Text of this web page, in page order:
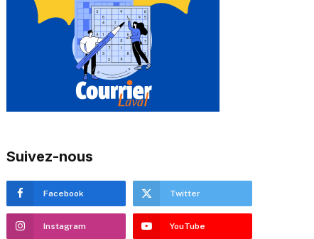
Suivez-nous
Facebook Twitter
Instagram YouTube